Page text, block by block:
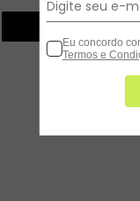
Adicionar ao
Eu concordo
Termos e